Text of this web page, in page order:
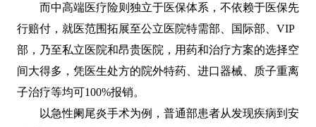
而中高端医疗险则独立于医保体系，不依赖于医保先
行赔付，就医范围拓展至公立医院特需部、国际部、VIP
部，乃至私立医院和昂贵医院，用药和治疗方案的选择空
间大得多，凭医生处方的院外特药、进口器械、质子重离
子治疗等均可100%报销。
以急性阑尾炎手术为例，普通部患者从发现疾病到安